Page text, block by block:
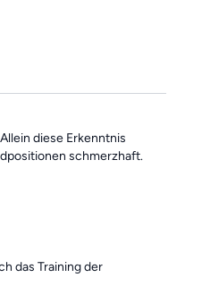
diese Erkenntnis
schmerzhaft.
das Training der